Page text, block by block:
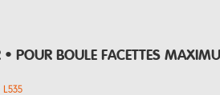
• POUR BOULE FACETTES
L535